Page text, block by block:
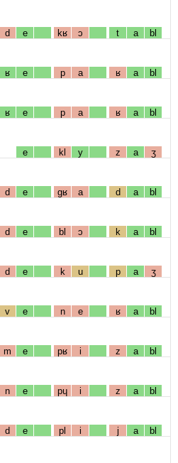
d e kʁ ɔ t a bl
ʁ e p a ʁ a bl
ʁ e p a ʁ a bl
e kl y z a ʒ
d e gʁ a d a bl
d e bl ɔ k a bl
d e k u p a ʒ
v e n e ʁ a bl
m e pʁ i z a bl
n e pɥ i z a bl
d e pl i j a bl